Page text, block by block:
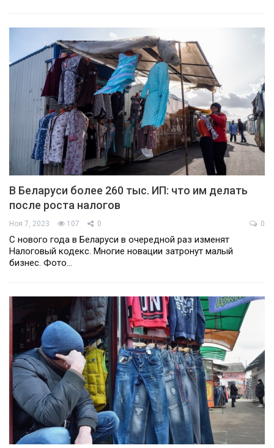
В Беларуси более 260 тыс. ИП: что им делать
после роста налогов
Ноя 7, 2023 107 0 0
С нового года в Беларуси в очередной раз изменят
Налоговый кодекс. Многие новации затронут малый
бизнес. Фото…